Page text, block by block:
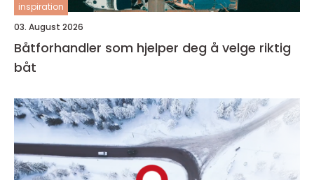
inspiration
03. August 2026
Båtforhandler som hjelper deg å velge riktig
båt